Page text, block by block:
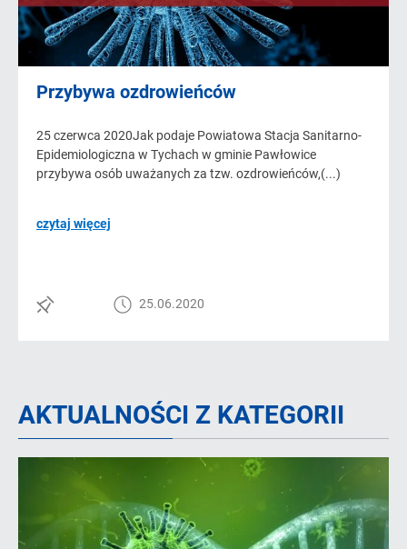
Przybywa ozdrowieńców
25 czerwca 2020Jak podaje Powiatowa Stacja Sanitarno-
Epidemiologiczna w Tychach w gminie Pawłowice
przybywa osób uważanych za tzw. ozdrowieńców,(...)
czytaj więcej
25.06.2020
AKTUALNOŚCI Z KATEGORII